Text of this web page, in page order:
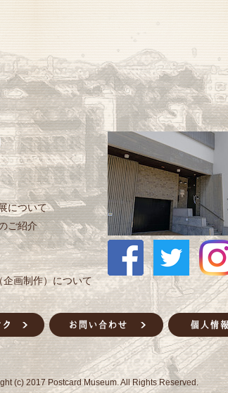
について
ご紹介
画制作）について
(c) 2017 Postcard Museum. All Rights Reserved.